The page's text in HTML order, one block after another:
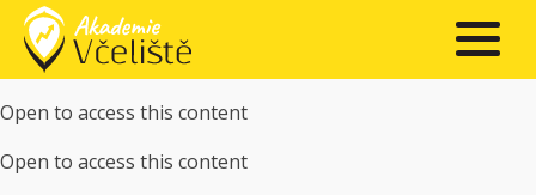
Open to access this content
Open to access this content